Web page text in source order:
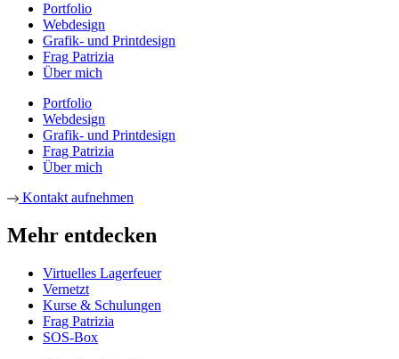
Portfolio
Webdesign
Grafik- und Printdesign
Frag Patrizia
Über mich
Portfolio
Webdesign
Grafik- und Printdesign
Frag Patrizia
Über mich
Kontakt aufnehmen
Mehr entdecken
Virtuelles Lagerfeuer
Vernetzt
Kurse & Schulungen
Frag Patrizia
SOS-Box